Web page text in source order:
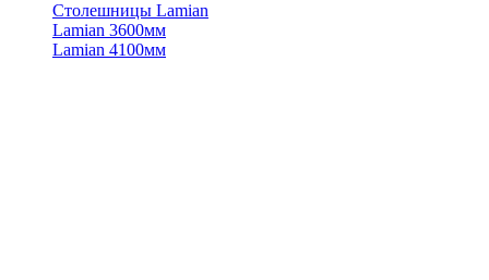
Столешницы Lamian
Lamian 3600мм
Lamian 4100мм